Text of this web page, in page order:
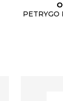
PETRYGO